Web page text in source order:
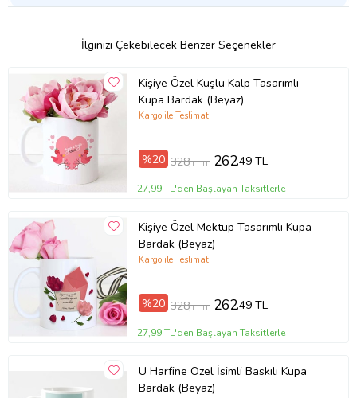
İlginizi Çekebilecek Benzer Seçenekler
Kişiye Özel Kuşlu Kalp Tasarımlı
Kupa Bardak (Beyaz)
Kargo ile Teslimat
%20 328,11 TL 262,49 TL
27,99 TL'den Başlayan Taksitlerle
Kişiye Özel Mektup Tasarımlı Kupa
Bardak (Beyaz)
Kargo ile Teslimat
%20 328,11 TL 262,49 TL
27,99 TL'den Başlayan Taksitlerle
U Harfine Özel İsimli Baskılı Kupa
Bardak (Beyaz)